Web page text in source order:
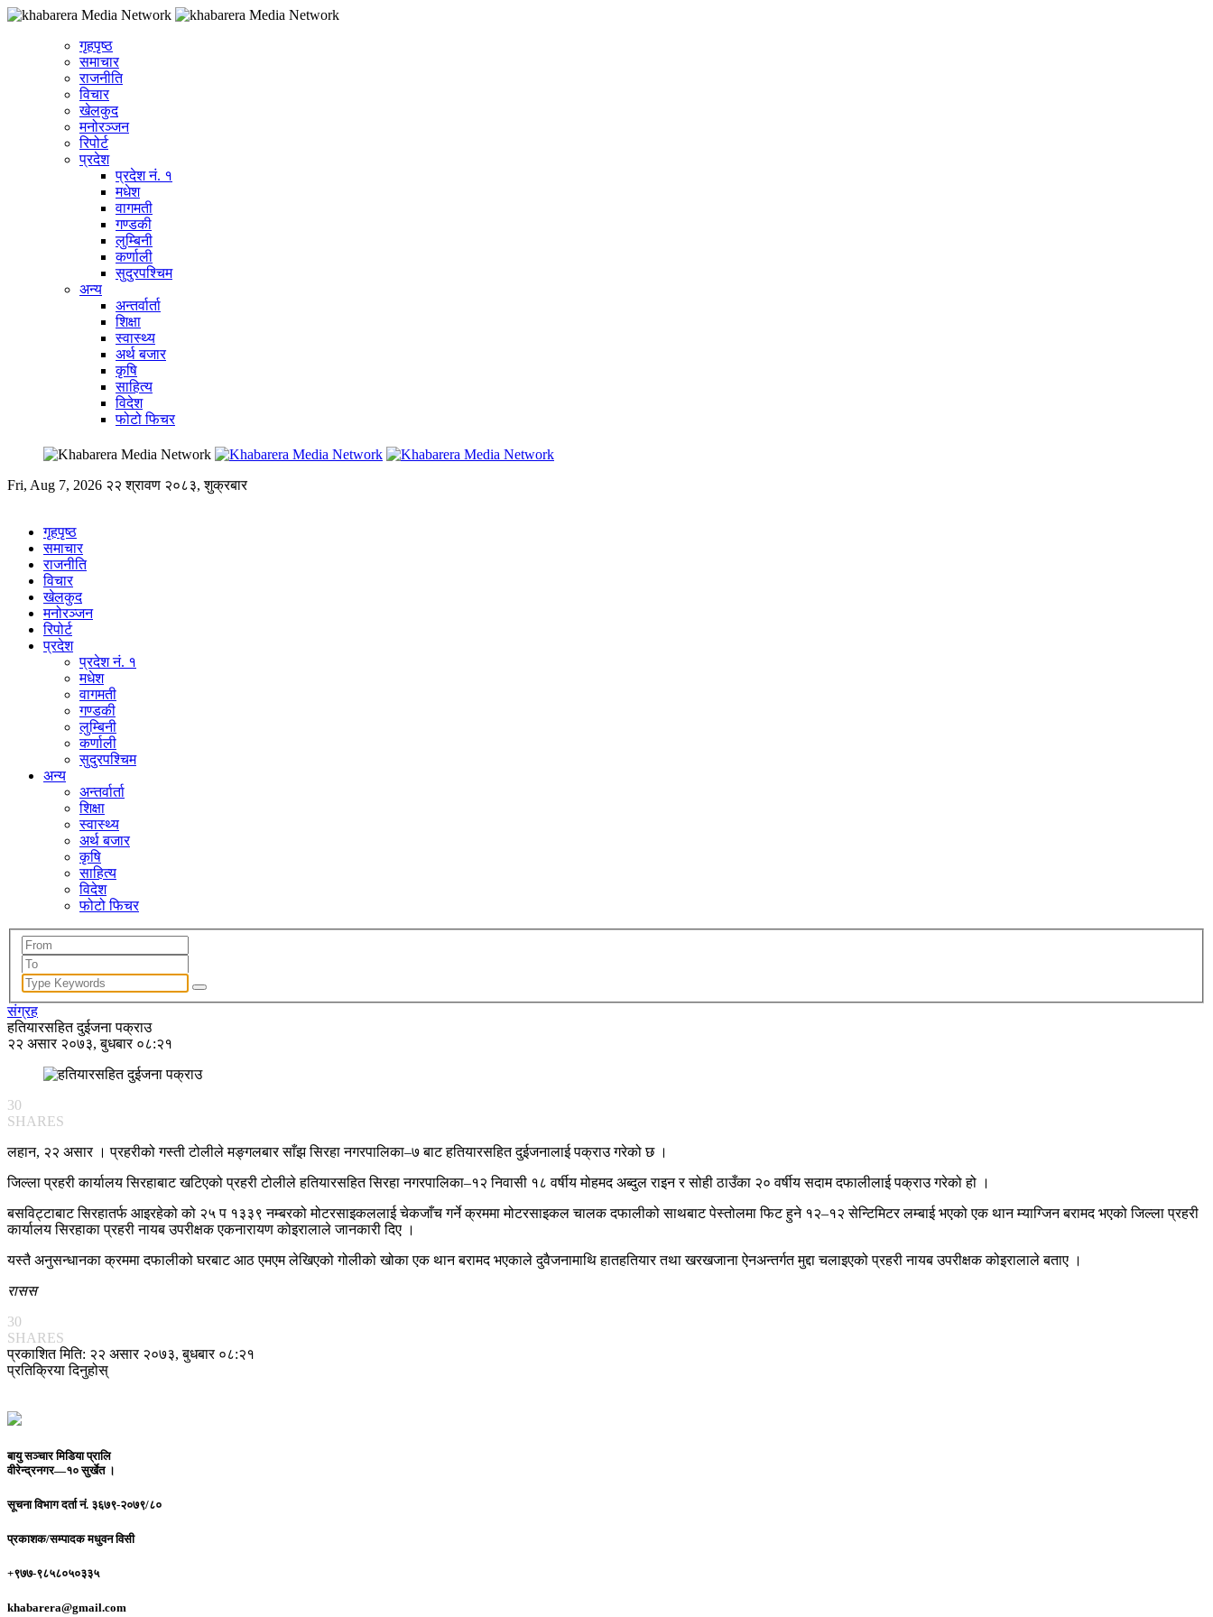
गृहपृष्ठ
समाचार
राजनीति
विचार
खेलकुद
मनोरञ्जन
रिपोर्ट
प्रदेश
प्रदेश नं. १
मधेश
वागमती
गण्डकी
लुम्बिनी
कर्णाली
सुदुरपश्चिम
अन्य
अन्तर्वार्ता
शिक्षा
स्वास्थ्य
अर्थ बजार
कृषि
साहित्य
विदेश
फोटो फिचर
Fri, Aug 7, 2026 २२ श्रावण २०८३, शुक्रबार
गृहपृष्ठ
समाचार
राजनीति
विचार
खेलकुद
मनोरञ्जन
रिपोर्ट
प्रदेश
प्रदेश नं. १
मधेश
वागमती
गण्डकी
लुम्बिनी
कर्णाली
सुदुरपश्चिम
अन्य
अन्तर्वार्ता
शिक्षा
स्वास्थ्य
अर्थ बजार
कृषि
साहित्य
विदेश
फोटो फिचर
संग्रह
हतियारसहित दुईजना पक्राउ
२२ असार २०७३, बुधबार ०८:२१
30
SHARES
लहान, २२ असार । प्रहरीको गस्ती टोलीले मङ्गलबार साँझ सिरहा नगरपालिका–७ बाट हतियारसहित दुईजनालाई पक्राउ गरेको छ ।
जिल्ला प्रहरी कार्यालय सिरहाबाट खटिएको प्रहरी टोलीले हतियारसहित सिरहा नगरपालिका–१२ निवासी १८ वर्षीय मोहमद अब्दुल राइन र सोही ठाउँका २० वर्षीय सदाम दफालीलाई पक्राउ गरेको हो ।
बसविट्टाबाट सिरहातर्फ आइरहेको को २५ प १३३९ नम्बरको मोटरसाइकललाई चेकजाँच गर्ने क्रममा मोटरसाइकल चालक दफालीको साथबाट पेस्तोलमा फिट हुने १२–१२ सेन्टिमिटर लम्बाई भएको एक थान म्याग्जिन बरामद भएको जिल्ला प्रहरी
कार्यालय सिरहाका प्रहरी नायब उपरीक्षक एकनारायण कोइरालाले जानकारी दिए ।
यस्तै अनुसन्धानका क्रममा दफालीको घरबाट आठ एमएम लेखिएको गोलीको खोका एक थान बरामद भएकाले दुवैजनामाथि हातहतियार तथा खरखजाना ऐनअन्तर्गत मुद्दा चलाइएको प्रहरी नायब उपरीक्षक कोइरालाले बताए ।
रासस
30
SHARES
प्रकाशित मिति: २२ असार २०७३, बुधबार ०८:२१
प्रतिक्रिया दिनुहोस्
बायु सञ्चार मिडिया प्रालि
वीरेन्द्रनगर—१० सुर्खेत ।
सूचना विभाग दर्ता नं. ३६७९-२०७९/८०
प्रकाशक/सम्पादकमधुवन विसी
+९७७-९८५८०५०३३५
khabarera@gmail.com